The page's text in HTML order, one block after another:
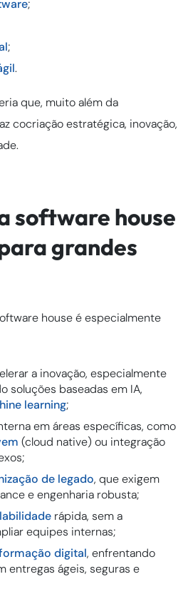
;
;
.
que, muito além da
cocriação estratégica, inovação,
software house
grandes
house é especialmente
a inovação, especialmente
soluções baseadas em IA,
learning;
em áreas específicas, como
(cloud native) ou integração
de legado, que exigem
e engenharia robusta;
rápida, sem a
equipes internas;
digital, enfrentando
entregas ágeis, seguras e